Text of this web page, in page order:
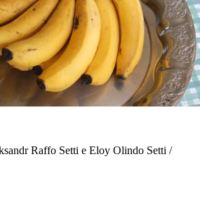
Raffo Setti e Eloy Olindo Setti /